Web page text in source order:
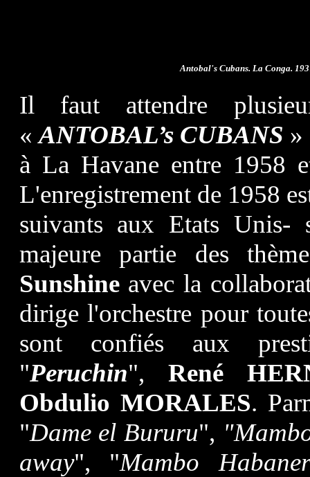
Antobal's Cubans. La Conga.
Il faut attendre
«ANTOBAL’s CUBANS »
à La Havane entre 1958
L'enregistrement de 1958
suivants aux Etats
majeure partie des
Sunshineavec la
dirige l'orchestre pour
sont confiés aux
"Peruchin", René
Obdulio MORALES.
"Dame el Bururu",
away", "Mambo